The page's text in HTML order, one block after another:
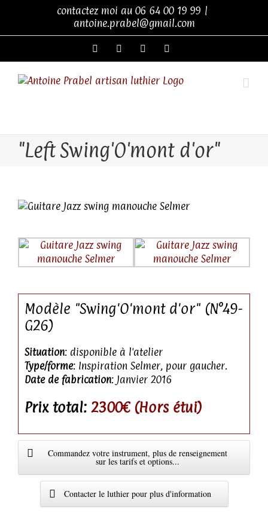
content
contactez moi au 06 64 00 19 99 |
antoine.prabel@gmail.com
FacebookYouTubeGoogle+
"Left Swing'O'mont d'or"
Modèle "Swing'O'mont d'or" (N°49-
G26)
Situation: disponible à l'atelier
Type/forme: Inspiration Selmer, pour gaucher.
Date de fabrication: Janvier 2016
Prix total: 2300€ (Hors étui)
Commandez votre instrument, plus de renseignement
sur les tarifs et options...
Contacter le luthier pour plus d'information